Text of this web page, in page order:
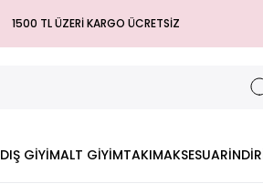
1500 TL ÜZERİ KARGO ÜCRETSİZ
DIŞ GİYİMALT GİYİMTAKIMAKSESUAR